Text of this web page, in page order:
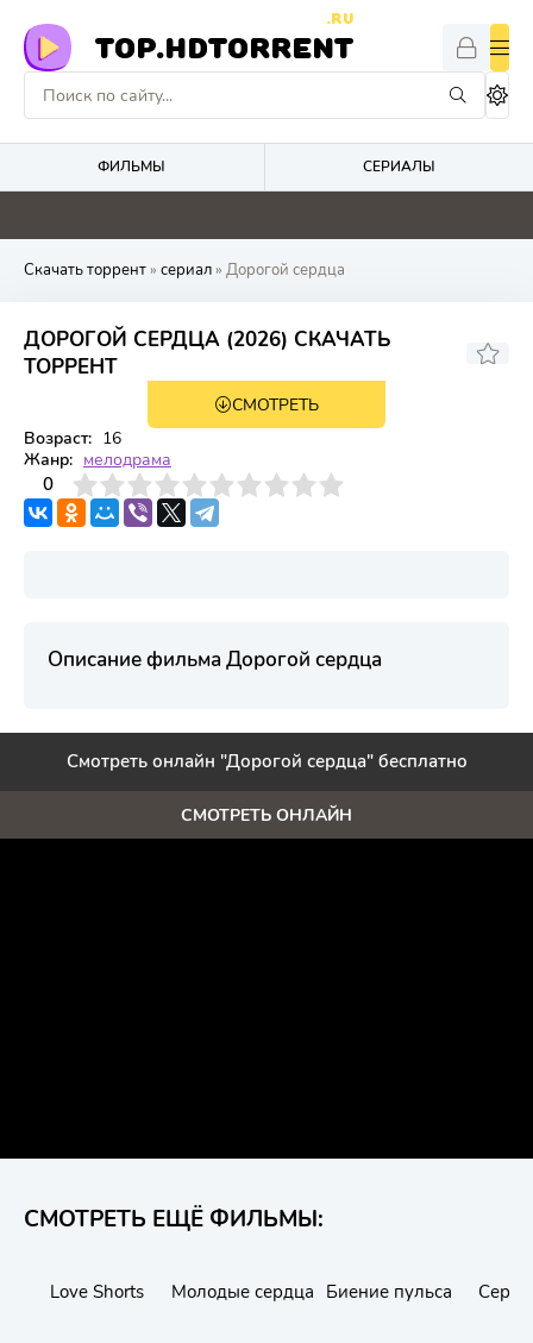
TOP.HDTORRENT
.RU
ФИЛЬМЫ СЕРИАЛЫ
0 0 0 4.1
Скачать торрент» сериал» Дорогой сердца
ДОРОГОЙ СЕРДЦА (2026) СКАЧАТЬ
ТОРРЕНТ
1 сезон 8 серияСМОТРЕТЬ
Возраст: 16
Жанр: мелодрама
0
4 6 7 8 9 10
Описание фильма Дорогой сердца
Смотреть онлайн "Дорогой сердца" бесплатно
СМОТРЕТЬ ОНЛАЙН
СМОТРЕТЬ ЕЩЁ ФИЛЬМЫ:
Love Shorts Молодые сердца Биение пульса